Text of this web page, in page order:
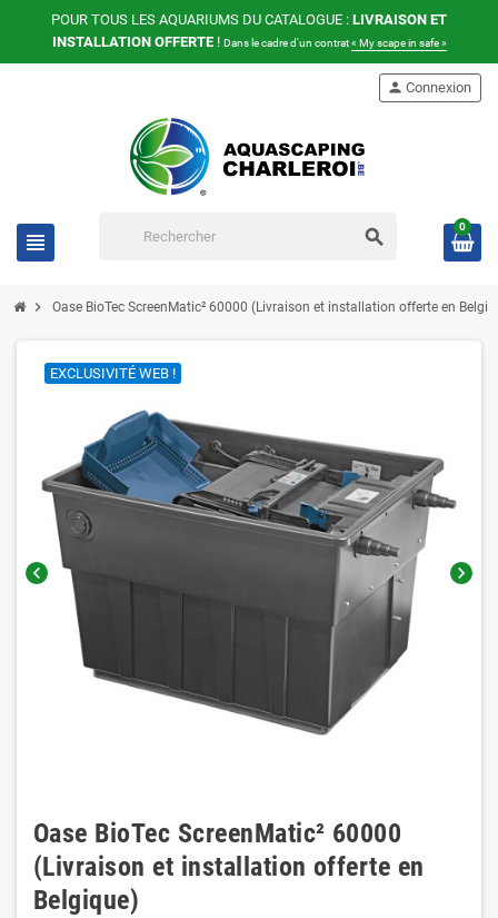
POUR TOUS LES AQUARIUMS DU CATALOGUE : LIVRAISON ET
INSTALLATION OFFERTE! Dans le cadre d'un contrat« My scape in safe »
view_headline search
person Connexion
0
chevron_right Oase BioTec ScreenMatic² 60000 (Livraison et installation offerte en
chevron_left chevron_right
EXCLUSIVITÉ WEB !
Oase BioTec ScreenMatic² 60000
(Livraison et installation offerte en
Belgique)